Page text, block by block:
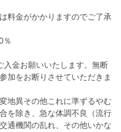
料金がかかりますのでご了承
％
入金お願いいたします。無断
加をお断りさせていただきま
地異その他これに準ずるやむ
を除き、急な体調不良（流行
通機関の乱れ、その他いかな